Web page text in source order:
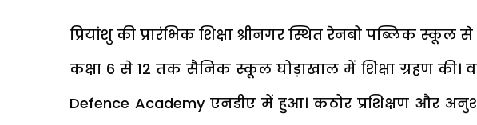
प्रियांशु की प्रारंभिक शिक्षा श्रीनगर स्थित रेनबो पब्लिक स्कूल
कक्षा 6 से 12 तक सैनिक स्कूल घोड़ाखाल में शिक्षा ग्रहण की।
Defence Academy एनडीए में हुआ। कठोर प्रशिक्षण और